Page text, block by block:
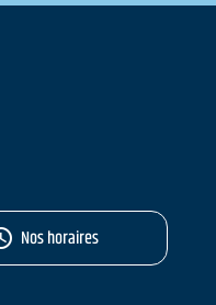
Nos horaires